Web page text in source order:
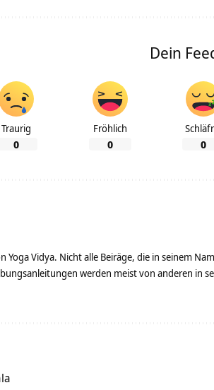
Dein
Traurig
0
Fröhlich
0 0
Yoga Vidya. Nicht alle Beiräge, die in seinem
werden meist von anderen in